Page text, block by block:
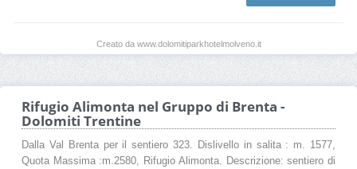
Creato da www.dolomitiparkhotelmolveno.it
Rifugio Alimonta nel Gruppo di Brenta -
Dolomiti Trentine
Dalla Val Brenta per il sentiero 323. Dislivello in salita : m. 1577,
Quota Massima :m.2580, Rifugio Alimonta. Descrizione: sentiero di